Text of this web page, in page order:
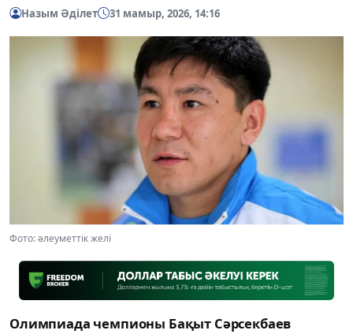
Назым Әділет 31 мамыр, 2026, 14:16
Фото: әлеуметтік желі
Олимпиада чемпионы Бақыт Сәрсекбаев